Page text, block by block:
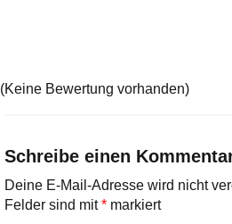
(Keine Bewertung vorhanden)
Schreibe einen
Deine E-Mail-Adresse wird nicht
Felder sind mit*markiert